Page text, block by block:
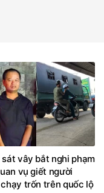
sát vây bắt nghi phạm
vụ giết người
trốn trên quốc lộ